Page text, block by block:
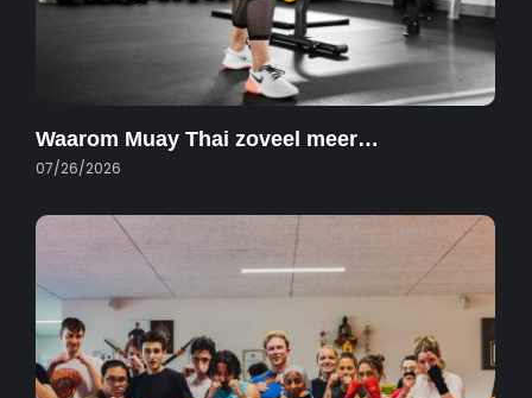
Waarom Muay Thai zoveel meer…
07/26/2026